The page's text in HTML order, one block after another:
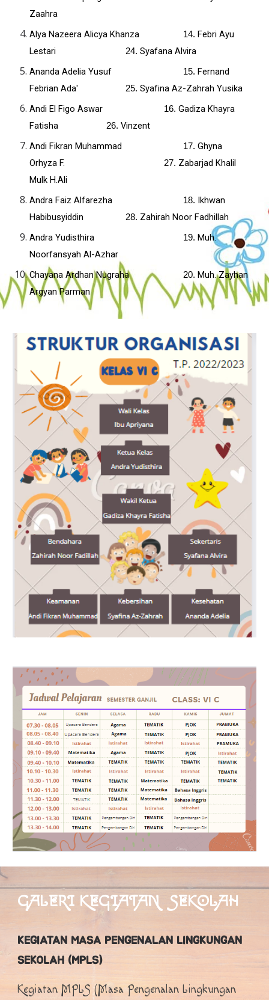
Zaahra
Alya Nazeera Alicya Khanza
14. Febri Ayu
Lestari
24.Syafana Alvira
Ananda Adelia Yusuf
15. Fernand
Febrian Ada'
25.Syafina Az-Zahrah Yusika
Andi El Figo Aswar
16.Gadiza Khayra
Fatisha
26.Vinzent
Andi Fikran Muhammad
17.Ghyna
Orhyza F.
27. Zabarjad Khalil
Mulk H.Ali
Andra Faiz Alfarezha
18. Ikhwan
Habibusyiddin
28. Zahirah Noor Fadhillah
Andra Yudisthira
19. Muh.
Noorfansyah Al-Azhar
Chayana Ardhan Nugraha
20. Muh. Zayhan
Argyan Parman
GALERI KEGIATAN SEKOLAH
KEGIATAN MASA PENGENALAN LINGKUNGAN
SEKOLAH (MPLS)
Kegiatan MPLS (Masa Pengenalan Lingkungan